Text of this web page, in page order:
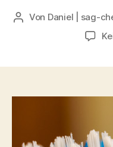
Beitragsautor
Von Daniel | sag-